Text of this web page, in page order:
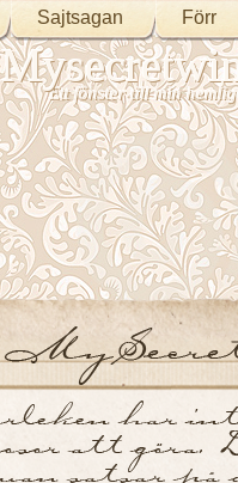
Sajtsagan Förr
Ett fönster till min